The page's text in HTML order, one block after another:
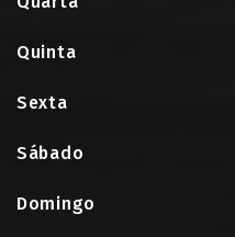
Quinta
Sexta
Sábado
Domingo